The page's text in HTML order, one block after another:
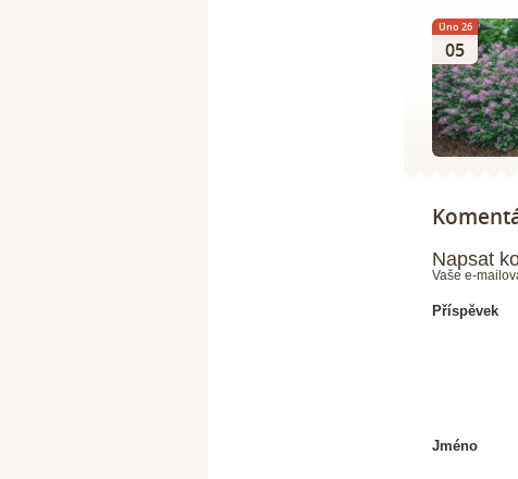
Úno 26
05
Napsat
Vaše e-
Příspěvek
Jméno